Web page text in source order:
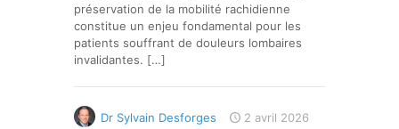
préservation de la mobilité rachidienne
constitue un enjeu fondamental pour les
patients souffrant de douleurs lombaires
invalidantes. […]
Dr Sylvain Desforges 2 avril 2026